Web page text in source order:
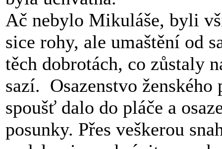
Ač nebylo Mikuláše, byli
sice rohy, ale umaštění od
těch dobrotách, co zůstaly
sazí. Osazenstvo
spoušť dalo do pláče a
posunky. Přes veškerou